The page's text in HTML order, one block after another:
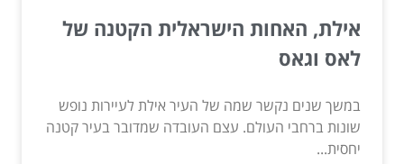
אילת, האחות הישראלית הקטנה של
לאס וגאס
במשך שנים נקשר שמה של העיר אילת לעיירות נופש
שונות ברחבי העולם. עצם העובדה שמדובר בעיר קטנה
יחסית...